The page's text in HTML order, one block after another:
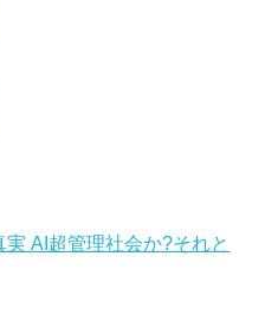
AI超管理社会か?それと